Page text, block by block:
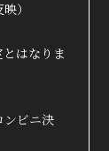
）
はなりま
ンビニ決